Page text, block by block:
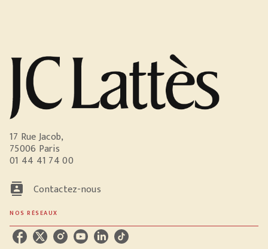
17 Rue Jacob,
75006 Paris
01 44 41 74 00
contacts Contactez-nous
NOS RÉSEAUX